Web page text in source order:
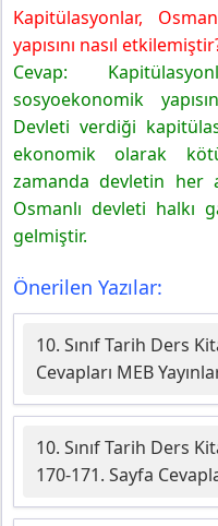
Kapitülasyonlar,
yapısını nasıl
Cevap:
sosyoekonomik
Devleti verdiği
ekonomik olarak
zamanda devletin her
Osmanlı devleti halkı
gelmiştir.
Önerilen Yazılar:
10. Sınıf Tarih Ders
Cevapları MEB
10. Sınıf Tarih Ders
170-171. Sayfa